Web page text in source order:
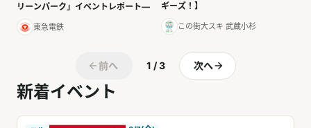
リーンパーク」イベントレポート—
東急電鉄
ギーズ！】
この街大スキ 武蔵小杉
前へ 1 / 3 次へ
新着イベント